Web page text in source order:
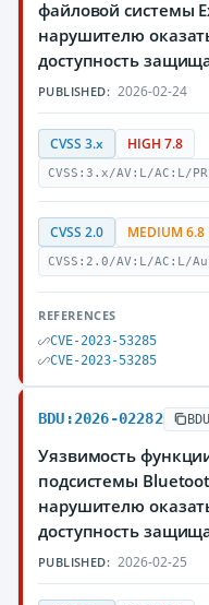
файловой системы
нарушителю
доступность
PUBLISHED: 2026-02-24
CVSS 3.x HIGH 7.8
CVSS:3.x/AV:L/AC:L/
CVSS 2.0 MEDIUM 6.8
CVSS:2.0/AV:L/AC:L/
REFERENCES
CVE-2023-53285
CVE-2023-53285
BDU:2026-02282
Уязвимость
подсистемы
нарушителю
доступность
PUBLISHED: 2026-02-25